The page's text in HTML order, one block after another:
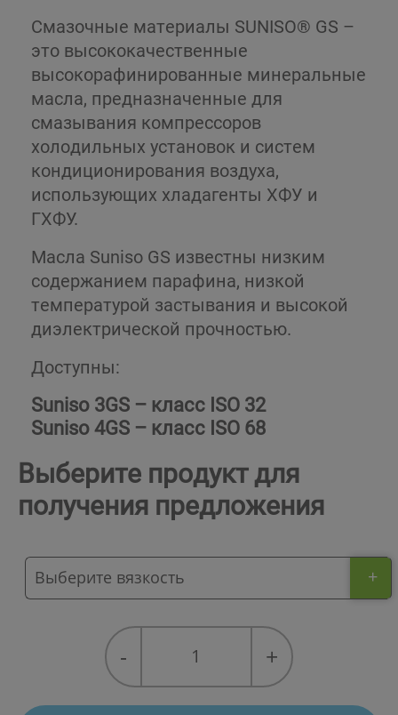
Смазочные материалы SUNISO® GS –
это высококачественные
высокорафинированные минеральные
масла, предназначенные для
смазывания компрессоров
холодильных установок и систем
кондиционирования воздуха,
использующих хладагенты ХФУ и
ГХФУ.
Масла Suniso GS известны низким
содержанием парафина, низкой
температурой застывания и высокой
диэлектрической прочностью.
Доступны:
Suniso 3GS – класс ISO 32
Suniso 4GS – класс ISO 68
Выберите продукт для
получения предложения
+
- +